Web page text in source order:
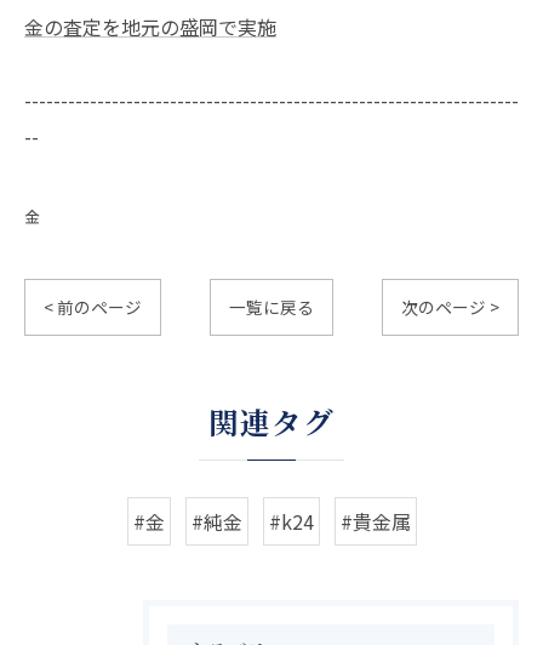
金の査定を地元の盛岡で実施
--------------------------------------------------------------------
--
金
< 前のページ 一覧に戻る 次のページ >
関連タグ
#金 #純金 #k24 #貴金属